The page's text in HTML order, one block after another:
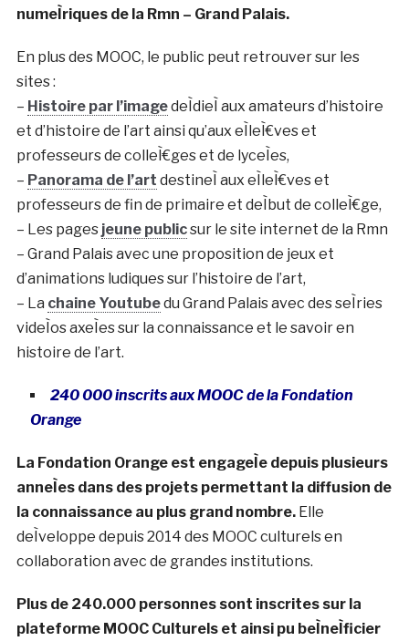
numeÌriques de la Rmn – Grand Palais.
En plus des MOOC, le public peut retrouver sur les
sites :
– Histoire par l’imagedeÌdieÌ aux amateurs d’histoire
et d’histoire de l’art ainsi qu’aux eÌleÌ€ves et
professeurs de colleÌ€ges et de lyceÌes,
– Panorama de l’art destineÌ aux eÌleÌ€ves et
professeurs de fin de primaire et deÌbut de colleÌ€ge,
– Les pages jeune publicsur le site internet de la Rmn
– Grand Palais avec une proposition de jeux et
d’animations ludiques sur l’histoire de l’art,
– La chaine Youtubedu Grand Palais avec des seÌries
videÌos axeÌes sur la connaissance et le savoir en
histoire de l’art.
240 000 inscrits aux MOOC de la Fondation
Orange
La Fondation Orange est engageÌe depuis plusieurs
anneÌes dans des projets permettant la diffusion de
la connaissance au plus grand nombre.Elle
deÌveloppe depuis 2014 des MOOC culturels en
collaboration avec de grandes institutions.
Plus de 240.000 personnes sont inscrites sur la
plateforme MOOC Culturels et ainsi pu beÌneÌficier